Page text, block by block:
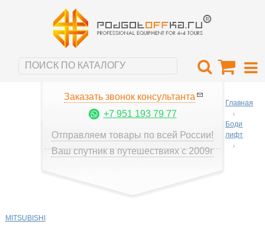
Заказать звонок консультанта
+7 951 193 79 77
Отправляем товары по всей России!
Ваш спутник в путешествиях с 2009г
Главная
Боди
лифт
MITSUBISHI